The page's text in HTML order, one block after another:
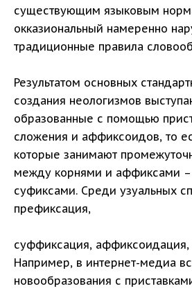
существующим языковым
окказиональный намеренно
традиционные правила
Результатом основных
создания неологизмов
образованные с помощью
сложения и аффиксоидов, то
которые занимают
между корнями и аффиксами –
суфиксами. Среди узуальных
префиксация,
суффиксация, аффиксоидация,
Например, в интернет-медиа
новообразования с